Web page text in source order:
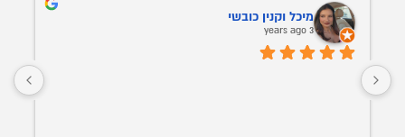
מיכל וקנין כובשי
3 years ago